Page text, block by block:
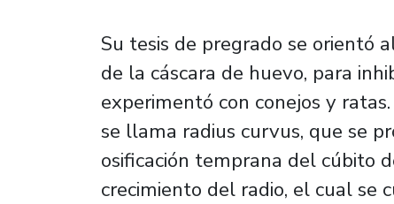
Su tesis de pregrado se orientó
de la cáscara de huevo, para
experimentó con conejos y
se llama radius curvus, que se
osificación temprana del cúbito
crecimiento del radio, el cual se